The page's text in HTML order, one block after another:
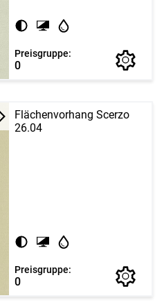
Preisgruppe:
0
Flächenvorhang Scerzo
26.04
Preisgruppe:
0